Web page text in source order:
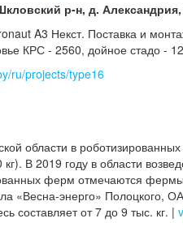
р-н, д.
A3 Некст. Поставка и
КРС - 2560, дойное стадо -
ru/projects/type16
области в
В 2019 году в области
ферм отмечаются
«Весна-энерго» Полоцкого,
составляет от 7 до 9 тыс. кг. |